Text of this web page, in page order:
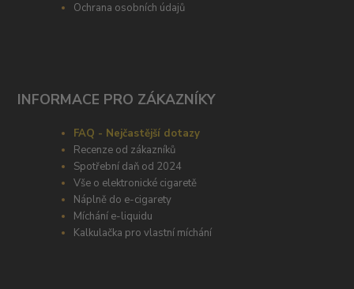
Ochrana osobních údajů
INFORMACE PRO ZÁKAZNÍKY
FAQ - Nejčastější dotazy
Recenze od zákazníků
Spotřební daň od 2024
Vše o elektronické cigaretě
Náplně do e-cigarety
Míchání e-liquidu
Kalkulačka pro vlastní míchání